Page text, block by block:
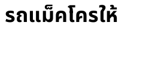
ถแม็คโครให้